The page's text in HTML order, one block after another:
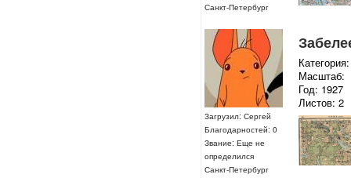
Санкт-Петербург
Загрузил: Сергей
Благодарностей: 0
Звание: Еще не
определился
Санкт-Петербург
Масштаб:
Год: 1927
Листов: 2